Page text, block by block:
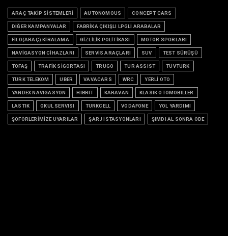
ARAÇ TAKİP SİSTEMLERİ AUTONOMOUS CONCEPT CARS
DİĞER KAMPANYALAR FABRİKA ÇIKIŞLI LPGLİ ARABALAR
FİLO(ARAÇ) KİRALAMA GİZLİLİK POLİTİKASI MOTOR SPORLARI
NAVİGASYON CİHAZLARI SERVİS ARAÇLARI SUV TEST SÜRÜŞÜ
TOFAŞ TRAFİK SİGORTASI TRUGO TUR ASSIST TÜVTURK
TÜRK TELEKOM UBER VAVACARS WRC YERLİ OTO
YANDEX NAVIGASYON HIBRIT KARAVAN KLASIK OTOMOBILLER
LASTIK OKUL SERVISI TURKCELL VODAFONE YOL YARDIMI
ŞÖFÖRLERİMİZE UYARILAR ŞARJ ISTASYONLARI ŞIMDI AL SONRA ÖDE